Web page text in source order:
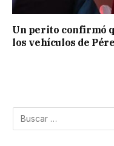
Un perito confirmó
los vehículos de